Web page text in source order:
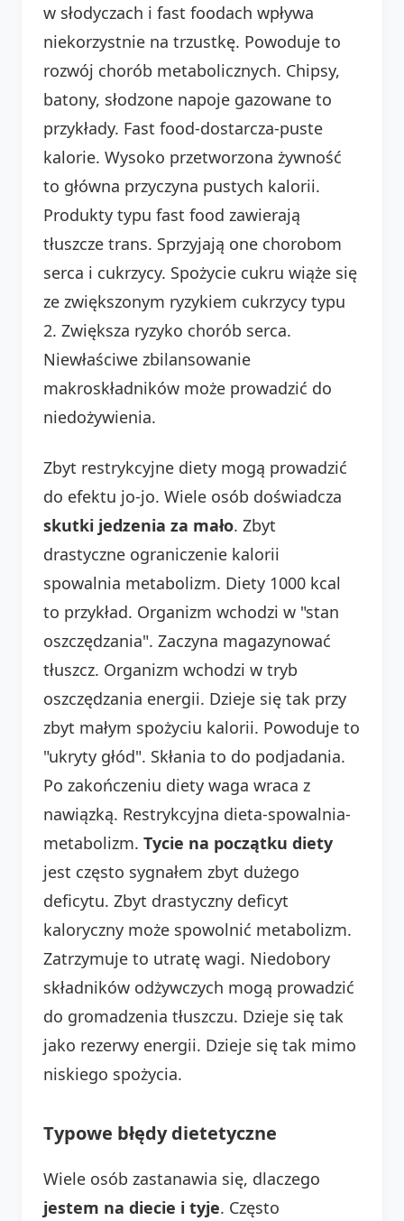
w słodyczach i fast foodach wpływa
niekorzystnie na trzustkę. Powoduje to
rozwój chorób metabolicznych. Chipsy,
batony, słodzone napoje gazowane to
przykłady. Fast food-dostarcza-puste
kalorie. Wysoko przetworzona żywność
to główna przyczyna pustych kalorii.
Produkty typu fast food zawierają
tłuszcze trans. Sprzyjają one chorobom
serca i cukrzycy. Spożycie cukru wiąże się
ze zwiększonym ryzykiem cukrzycy typu
2. Zwiększa ryzyko chorób serca.
Niewłaściwe zbilansowanie
makroskładników może prowadzić do
niedożywienia.
Zbyt restrykcyjne diety mogą prowadzić
do efektu jo-jo. Wiele osób doświadcza
skutki jedzenia za mało. Zbyt
drastyczne ograniczenie kalorii
spowalnia metabolizm. Diety 1000 kcal
to przykład. Organizm wchodzi w "stan
oszczędzania". Zaczyna magazynować
tłuszcz. Organizm wchodzi w tryb
oszczędzania energii. Dzieje się tak przy
zbyt małym spożyciu kalorii. Powoduje to
"ukryty głód". Skłania to do podjadania.
Po zakończeniu diety waga wraca z
nawiązką. Restrykcyjna dieta-spowalnia-
metabolizm. Tycie na początku diety
jest często sygnałem zbyt dużego
deficytu. Zbyt drastyczny deficyt
kaloryczny może spowolnić metabolizm.
Zatrzymuje to utratę wagi. Niedobory
składników odżywczych mogą prowadzić
do gromadzenia tłuszczu. Dzieje się tak
jako rezerwy energii. Dzieje się tak mimo
niskiego spożycia.
Typowe błędy dietetyczne
Wiele osób zastanawia się, dlaczego
jestem na diecie i tyje. Często